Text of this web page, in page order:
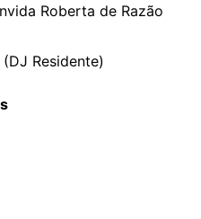
Roberta de Razão
Residente)